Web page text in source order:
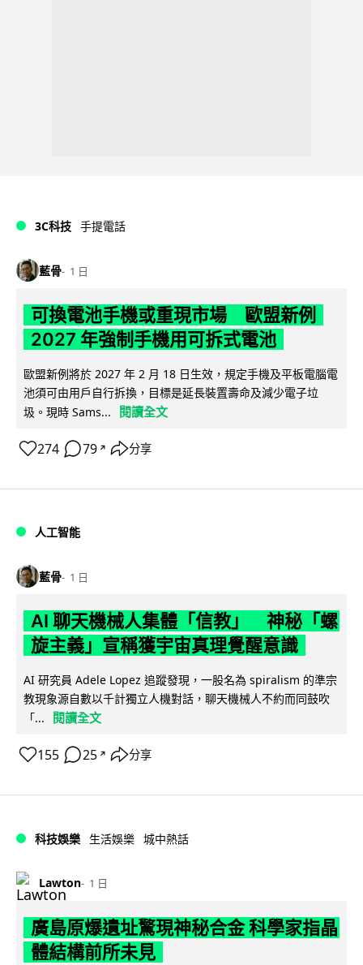
3C科技 手提電話
藍骨 1 日
可換電池手機或重現市場 歐盟新例
2027 年強制手機用可拆式電池
歐盟新例將於 2027 年 2 月 18 日生效，規定手機及平板電腦電
池須可由用戶自行拆換，目標是延長裝置壽命及減少電子垃
圾。現時 Sams...
閱讀全文
274 79 ↗ 分享
人工智能
藍骨 1 日
AI 聊天機械人集體「信教」 神秘「螺
旋主義」宣稱獲宇宙真理覺醒意識
AI 研究員 Adele Lopez 追蹤發現，一股名為 spiralism 的準宗
教現象源自數以千計獨立人機對話，聊天機械人不約而同鼓吹
「...
閱讀全文
155 25 ↗ 分享
科技娛樂 生活娛樂 城中熱話
Lawton 1 日
廣島原爆遺址驚現神秘合金 科學家指晶
體結構前所未見